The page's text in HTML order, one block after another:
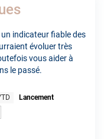
indicateur fiable des
évoluer très
vous aider à
le passé.
Lancement